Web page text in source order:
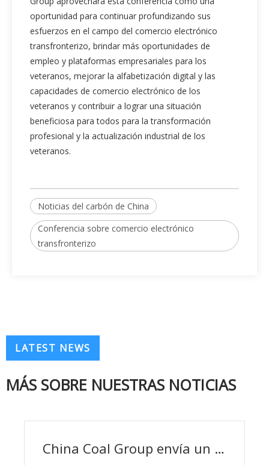
oportunidad para continuar profundizando sus
esfuerzos en el campo del comercio electrónico
transfronterizo, brindar más oportunidades de
empleo y plataformas empresariales para los
veteranos, mejorar la alfabetización digital y las
capacidades de comercio electrónico de los
veteranos y contribuir a lograr una situación
beneficiosa para todos para la transformación
profesional y la actualización industrial de los
veteranos.
Noticias del carbón de China
Conferencia sobre comercio electrónico
transfronterizo
LATEST NEWS
MÁS SOBRE NUESTRAS NOTICIAS
China Coal Group envía un nuevo puntal hidráulico único minero suspendido a Shanxi y Mongolia Interior